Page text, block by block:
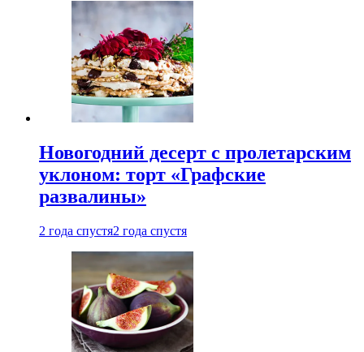
Новогодний десерт с пролетарским
уклоном: торт «Графские
развалины»
2 года спустя2 года спустя